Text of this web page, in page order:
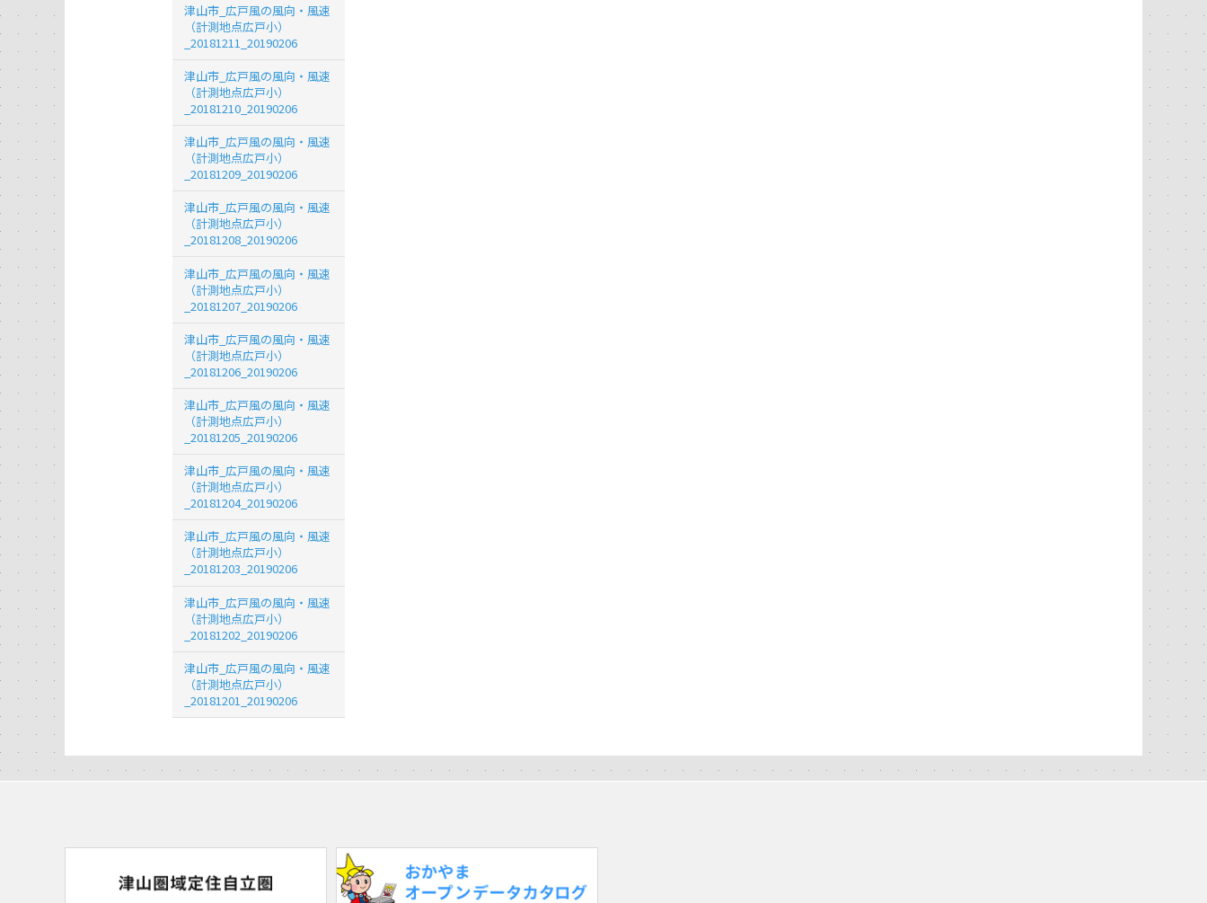
津山市_広戸風の風向・風速
（計測地点広戸小）
_20181211_20190206
津山市_広戸風の風向・風速
（計測地点広戸小）
_20181210_20190206
津山市_広戸風の風向・風速
（計測地点広戸小）
_20181209_20190206
津山市_広戸風の風向・風速
（計測地点広戸小）
_20181208_20190206
津山市_広戸風の風向・風速
（計測地点広戸小）
_20181207_20190206
津山市_広戸風の風向・風速
（計測地点広戸小）
_20181206_20190206
津山市_広戸風の風向・風速
（計測地点広戸小）
_20181205_20190206
津山市_広戸風の風向・風速
（計測地点広戸小）
_20181204_20190206
津山市_広戸風の風向・風速
（計測地点広戸小）
_20181203_20190206
津山市_広戸風の風向・風速
（計測地点広戸小）
_20181202_20190206
津山市_広戸風の風向・風速
（計測地点広戸小）
_20181201_20190206